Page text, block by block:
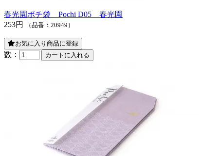
春光園ポチ袋 Pochi D05 春光園
253円
（品番：20949）
お気に入り商品に登録
数：